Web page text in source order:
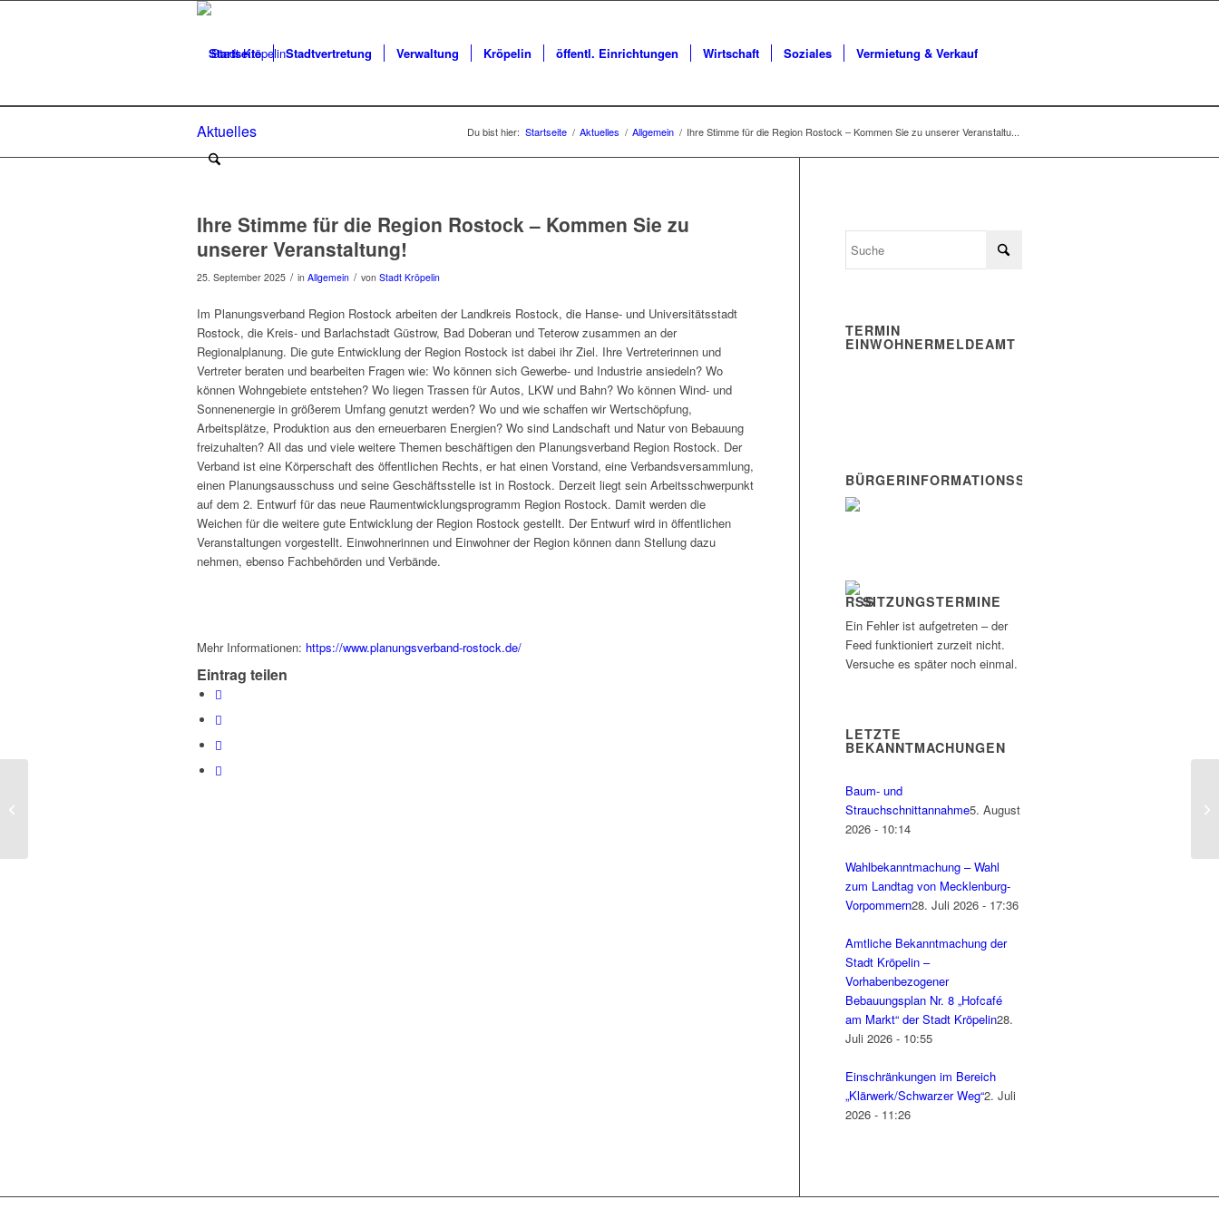
Startseite Stadtvertretung Verwaltung Kröpelin öffentl. Einrichtungen Wirtschaft Soziales Vermietung & Verkauf
Aktuelles Du bist hier: Startseite / Aktuelles / Allgemein / Ihre Stimme für die Region Rostock – Kommen Sie zu unserer Veranstaltu...
Ihre Stimme für die Region Rostock – Kommen Sie zu
unserer Veranstaltung!
25. September 2025 / in Allgemein / von Stadt Kröpelin
Im Planungsverband Region Rostock arbeiten der Landkreis Rostock, die Hanse- und Universitätsstadt
Rostock, die Kreis- und Barlachstadt Güstrow, Bad Doberan und Teterow zusammen an der
Regionalplanung. Die gute Entwicklung der Region Rostock ist dabei ihr Ziel. Ihre Vertreterinnen und
Vertreter beraten und bearbeiten Fragen wie: Wo können sich Gewerbe- und Industrie ansiedeln? Wo
können Wohngebiete entstehen? Wo liegen Trassen für Autos, LKW und Bahn? Wo können Wind- und
Sonnenenergie in größerem Umfang genutzt werden? Wo und wie schaffen wir Wertschöpfung,
Arbeitsplätze, Produktion aus den erneuerbaren Energien? Wo sind Landschaft und Natur von Bebauung
freizuhalten? All das und viele weitere Themen beschäftigen den Planungsverband Region Rostock. Der
Verband ist eine Körperschaft des öffentlichen Rechts, er hat einen Vorstand, eine Verbandsversammlung,
einen Planungsausschuss und seine Geschäftsstelle ist in Rostock. Derzeit liegt sein Arbeitsschwerpunkt
auf dem 2. Entwurf für das neue Raumentwicklungsprogramm Region Rostock. Damit werden die
Weichen für die weitere gute Entwicklung der Region Rostock gestellt. Der Entwurf wird in öffentlichen
Veranstaltungen vorgestellt. Einwohnerinnen und Einwohner der Region können dann Stellung dazu
nehmen, ebenso Fachbehörden und Verbände.
Mehr Informationen: https://www.planungsverband-rostock.de/
Eintrag teilen
TERMIN
EINWOHNERMELDEAMT
BÜRGERINFORMATIONSSYSTEM
SITZUNGSTERMINE
Ein Fehler ist aufgetreten – der
Feed funktioniert zurzeit nicht.
Versuche es später noch einmal.
LETZTE
BEKANNTMACHUNGEN
Baum- und
Strauchschnittannahme5. August
2026 - 10:14
Wahlbekanntmachung – Wahl
zum Landtag von Mecklenburg-
Vorpommern28. Juli 2026 - 17:36
Amtliche Bekanntmachung der
Stadt Kröpelin –
Vorhabenbezogener
Bebauungsplan Nr. 8 „Hofcafé
am Markt“ der Stadt Kröpelin28.
Juli 2026 - 10:55
Einschränkungen im Bereich
„Klärwerk/Schwarzer Weg“2. Juli
2026 - 11:26